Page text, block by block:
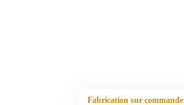
Fabrication sur commande